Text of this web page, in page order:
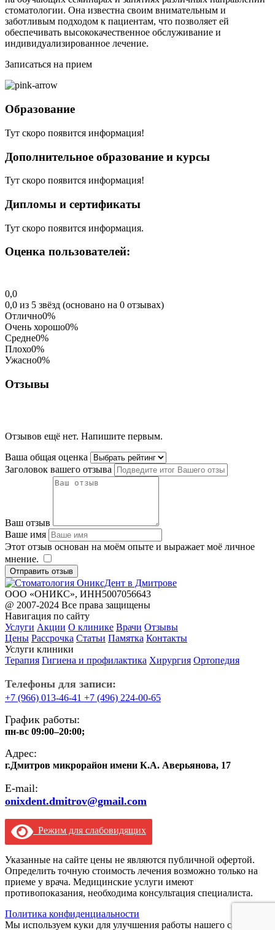
стоматологии. Она известна своим внимательным и
заботливым подходом к пациентам, что позволяет ей
обеспечивать высококачественное обслуживание и
индивидуализированное лечение.
Записаться на прием
Образование
Тут скоро появится информация!
Дополнительное образование и курсы
Тут скоро появится информация!
Дипломы и сертификаты
Тут скоро появится информация.
Оценка пользователей:
0,0
0,0 из 5 звёзд (основано на 0 отзывах)
Отлично0%
Очень хорошо0%
Средне0%
Плохо0%
Ужасно0%
Отзывы
Отзывов ещё нет. Напишите первым.
Ваша общая оценка
Заголовок вашего отзыва
Ваш отзыв
Ваше имя
Этот отзыв основан на моём опыте и выражает моё личное
мнение.
Отправить отзыв
ООО «ОНИКС», ИНН5007056643
@ 2007-2024 Все права защищены
Навигация по сайту
Услуги Акции О клинике Врачи Отзывы
Цены Рассрочка Статьи Памятка Контакты
Услуги клиники
Терапия Гигиена и профилактика Хирургия Ортопедия
Телефоны для записи:
+7 (966) 013-46-41 +7 (496) 224-00-65
График работы:
пн-вс 09:00–20:00;
Адрес:
г.Дмитров микрорайон имени К.А. Аверьянова, 17
E-mail:
onixdent.dmitrov@gmail.com
Режим для слабовидящих
Указанные на сайте цены не являются публичной офертой.
Определить точную стоимость лечения возможно только на
приеме у врача. Медицинские услуги имеют
противопоказания, необходима консультация специалиста.
Политика конфиденциальности
Мы используем куки для улучшения работы нашего сайта.